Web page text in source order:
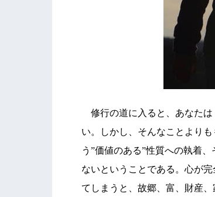
修行の道に入ると、あなたは
い。しかし、そんなことより
う”価値のある”性質への執着
ないということである。心が
てしまうと、故郷、富、財産